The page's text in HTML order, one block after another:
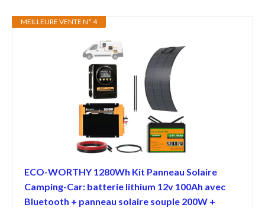
MEILLEURE VENTE N° 4
ECO-WORTHY 1280Wh Kit Panneau Solaire
Camping-Car: batterie lithium 12v 100Ah avec
Bluetooth + panneau solaire souple 200W +